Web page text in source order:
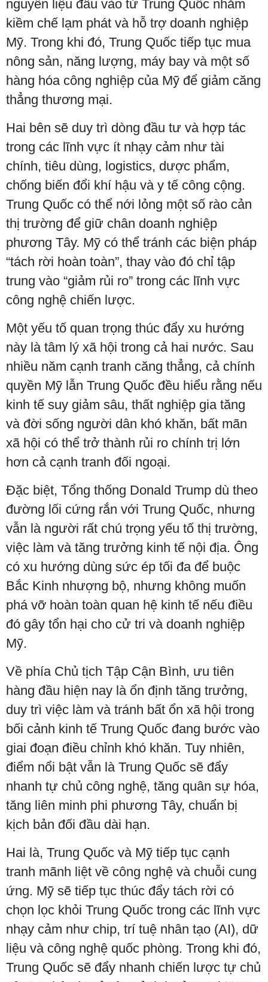
nguyên liệu đầu vào từ Trung Quốc nhằm
kiềm chế lạm phát và hỗ trợ doanh nghiệp
Mỹ. Trong khi đó, Trung Quốc tiếp tục mua
nông sản, năng lượng, máy bay và một số
hàng hóa công nghiệp của Mỹ để giảm căng
thẳng thương mại.
Hai bên sẽ duy trì dòng đầu tư và hợp tác
trong các lĩnh vực ít nhạy cảm như tài
chính, tiêu dùng, logistics, dược phẩm,
chống biến đổi khí hậu và y tế công cộng.
Trung Quốc có thể nới lỏng một số rào cản
thị trường để giữ chân doanh nghiệp
phương Tây. Mỹ có thể tránh các biện pháp
“tách rời hoàn toàn”, thay vào đó chỉ tập
trung vào “giảm rủi ro” trong các lĩnh vực
công nghệ chiến lược.
Một yếu tố quan trọng thúc đẩy xu hướng
này là tâm lý xã hội trong cả hai nước. Sau
nhiều năm cạnh tranh căng thẳng, cả chính
quyền Mỹ lẫn Trung Quốc đều hiểu rằng nếu
kinh tế suy giảm sâu, thất nghiệp gia tăng
và đời sống người dân khó khăn, bất mãn
xã hội có thể trở thành rủi ro chính trị lớn
hơn cả cạnh tranh đối ngoại.
Đặc biệt, Tổng thống Donald Trump dù theo
đường lối cứng rắn với Trung Quốc, nhưng
vẫn là người rất chú trọng yếu tố thị trường,
việc làm và tăng trưởng kinh tế nội địa. Ông
có xu hướng dùng sức ép tối đa để buộc
Bắc Kinh nhượng bộ, nhưng không muốn
phá vỡ hoàn toàn quan hệ kinh tế nếu điều
đó gây tổn hại cho cử tri và doanh nghiệp
Mỹ.
Về phía Chủ tịch Tập Cận Bình, ưu tiên
hàng đầu hiện nay là ổn định tăng trưởng,
duy trì việc làm và tránh bất ổn xã hội trong
bối cảnh kinh tế Trung Quốc đang bước vào
giai đoạn điều chỉnh khó khăn. Tuy nhiên,
điểm nổi bật vẫn là Trung Quốc sẽ đẩy
nhanh tự chủ công nghệ, tăng quân sự hóa,
tăng liên minh phi phương Tây, chuẩn bị
kịch bản đối đầu dài hạn.
Hai là, Trung Quốc và Mỹ tiếp tục cạnh
tranh mãnh liệt về công nghệ và chuỗi cung
ứng. Mỹ sẽ tiếp tục thúc đẩy tách rời có
chọn lọc khỏi Trung Quốc trong các lĩnh vực
nhạy cảm như chip, trí tuệ nhân tạo (AI), dữ
liệu và công nghệ quốc phòng. Trong khi đó,
Trung Quốc sẽ đẩy nhanh chiến lược tự chủ